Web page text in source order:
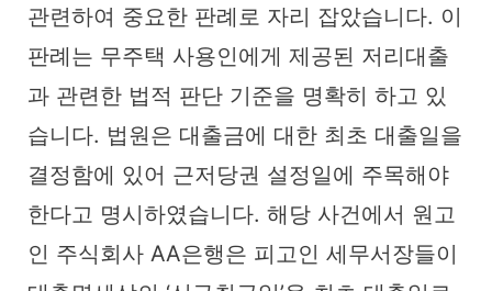
관련하여 중요한 판례로 자리 잡았습니다. 이
판례는 무주택 사용인에게 제공된 저리대출
과 관련한 법적 판단 기준을 명확히 하고 있
습니다. 법원은 대출금에 대한 최초 대출일을
결정함에 있어 근저당권 설정일에 주목해야
한다고 명시하였습니다. 해당 사건에서 원고
인 주식회사 AA은행은 피고인 세무서장들이